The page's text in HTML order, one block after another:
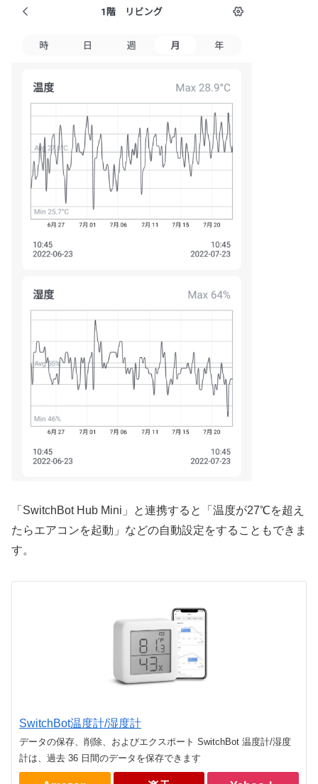
「SwitchBot Hub Mini」と連携すると「温度が27℃を超え
たらエアコンを起動」などの自動設定をすることもできま
す。
SwitchBot温度計/湿度計
データの保存、削除、およびエクスポート SwitchBot 温度計/湿度
計は、過去 36 日間のデータを保存できます